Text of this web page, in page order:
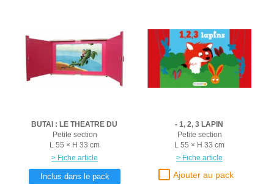
BUTAI : LE THEATRE DU
Petite section
L 55 × H 33 cm
> Fiche article
Inclus dans le pack
- 1, 2, 3 LAPIN
Petite section
L 55 × H 33 cm
> Fiche article